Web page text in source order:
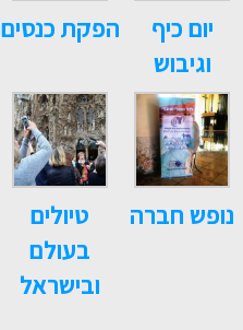
יום כיף
וגיבוש
הפקת כנסים
נופש חברה
טיולים
בעולם
ובישראל